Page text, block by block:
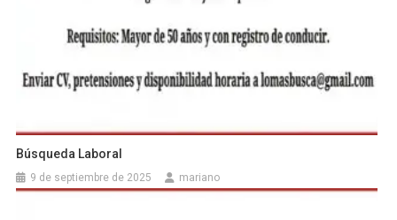
Búsqueda Laboral
9 de septiembre de 2025 mariano